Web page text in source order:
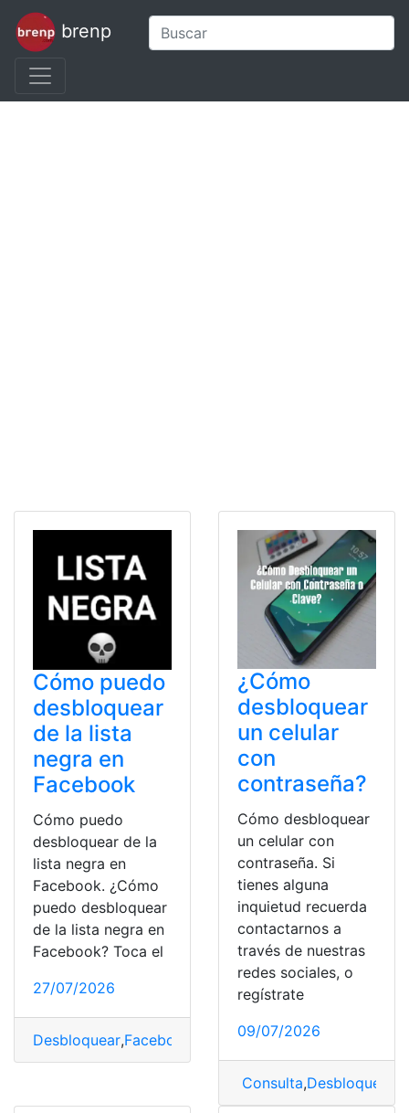
brenp
Cómo puedo
desbloquear
de la lista
negra en
Facebook
Cómo puedo
desbloquear de la
lista negra en
Facebook. ¿Cómo
puedo desbloquear
de la lista negra en
Facebook? Toca el
27/07/2026
Desbloquear,Facebook Lista negra, listas,Noticias
¿Cómo
desbloquear
un celular
con
contraseña?
Cómo desbloquear
un celular con
contraseña. Si
tienes alguna
inquietud recuerda
contactarnos a
través de nuestras
redes sociales, o
regístrate
09/07/2026
Consulta,Desbloquear